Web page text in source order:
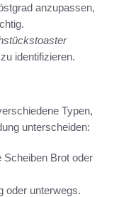
anzupassen,
identifizieren.
Typen,
unterscheiden:
Scheiben Brot oder
oder unterwegs.